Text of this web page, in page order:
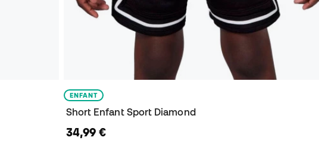
ENFANT
Short Enfant Sport Diamond
34,99 €